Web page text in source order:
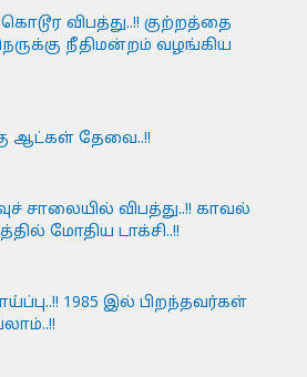
விபத்து..!! குற்றத்தை
நீதிமன்றம் வழங்கிய
ஆட்கள் தேவை..!!
சாலையில் விபத்து..!! காவல்
மோதிய டாக்சி..!!
1985 இல் பிறந்தவர்கள்